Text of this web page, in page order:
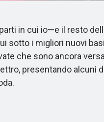
in cui io—e il resto
sotto i migliori nuovi
che sono ancora
presentando alcuni